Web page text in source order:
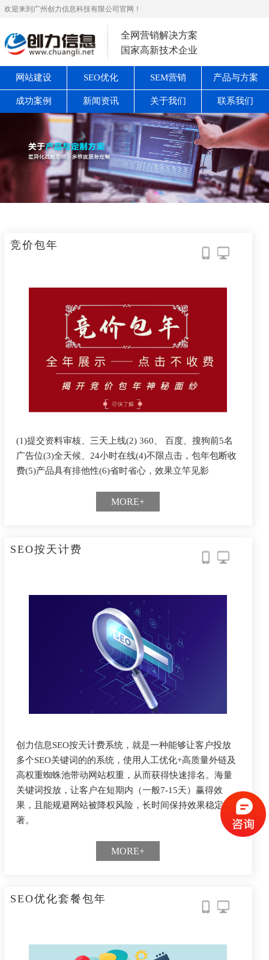
欢迎来到广州创力信息科技有限公司官网！
全网营销解决方案
国家高新技术企业
网站建设 SEO优化 SEM营销 产品与方案
成功案例 新闻资讯 关于我们 联系我们
竞价包年
(1)提交资料审核、三天上线(2) 360、 百度、搜狗前5名
广告位(3)全天候、24小时在线(4)不限点击，包年包断收
费(5)产品具有排他性(6)省时省心，效果立竿见影
MORE+
SEO按天计费
创力信息SEO按天计费系统，就是一种能够让客户投放
多个SEO关键词的的系统，使用人工优化+高质量外链及
高权重蜘蛛池带动网站权重，从而获得快速排名。海量
关键词投放，让客户在短期内（一般7-15天）赢得效
果，且能规避网站被降权风险，长时间保持效果稳定显
著。
MORE+
SEO优化套餐包年